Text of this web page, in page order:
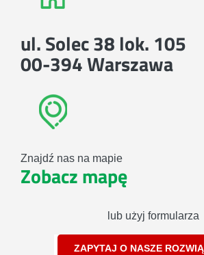
ul. Solec 38 lok. 105
00-394 Warszawa
Znajdź nas na mapie
Zobacz mapę
lub użyj formularza
ZAPYTAJ O NASZE